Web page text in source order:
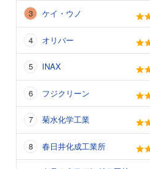
ケイ・ウノ
オリバー
INAX
フジクリーン
菊水化学工業
春日井化成工業所